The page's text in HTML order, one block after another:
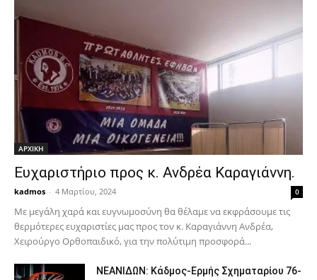
ΑΡΧΙΚΗ
Ευχαριστήριο προς κ. Ανδρέα Καραγιάννη.
kadmos - 4 Μαρτίου, 2024 0
Με μεγάλη χαρά και ευγνωμοσύνη θα θέλαμε να εκφράσουμε τις
θερμότερες ευχαριστίες μας προς τον κ. Καραγιάννη Ανδρέα,
Χειρούργο Ορθοπαιδικό, για την πολύτιμη προσφορά...
ΝΕΑΝΙΔΩΝ: Κάδμος-Ερμής Σχηματαρίου 76-